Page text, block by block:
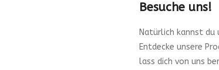
Besuche uns!
Natürlich kannst du
Entdecke unsere
lass dich von uns